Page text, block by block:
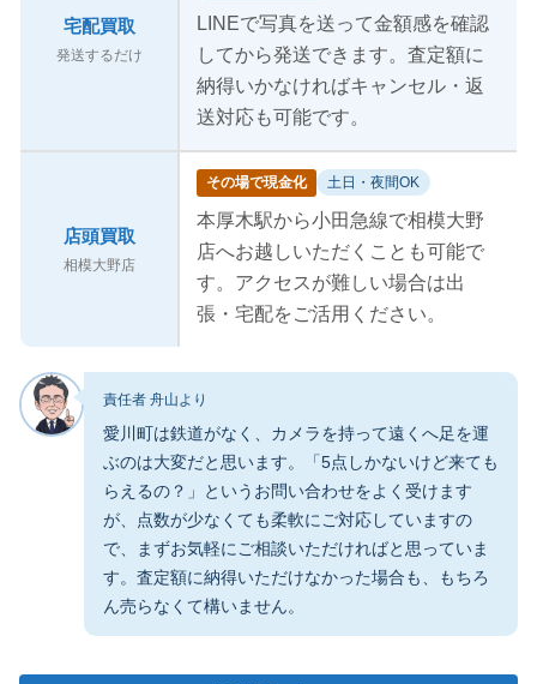
宅配買取
発送するだけ
LINEで写真を送って金額感を確認
してから発送できます。査定額に
納得いかなければキャンセル・返
送対応も可能です。
店頭買取
相模大野店
その場で現金化 土日・夜間OK
本厚木駅から小田急線で相模大野
店へお越しいただくことも可能で
す。アクセスが難しい場合は出
張・宅配をご活用ください。
責任者 舟山より
愛川町は鉄道がなく、カメラを持って遠くへ足を運
ぶのは大変だと思います。「5点しかないけど来ても
らえるの？」というお問い合わせをよく受けます
が、点数が少なくても柔軟にご対応していますの
で、まずお気軽にご相談いただければと思っていま
す。査定額に納得いただけなかった場合も、もちろ
ん売らなくて構いません。